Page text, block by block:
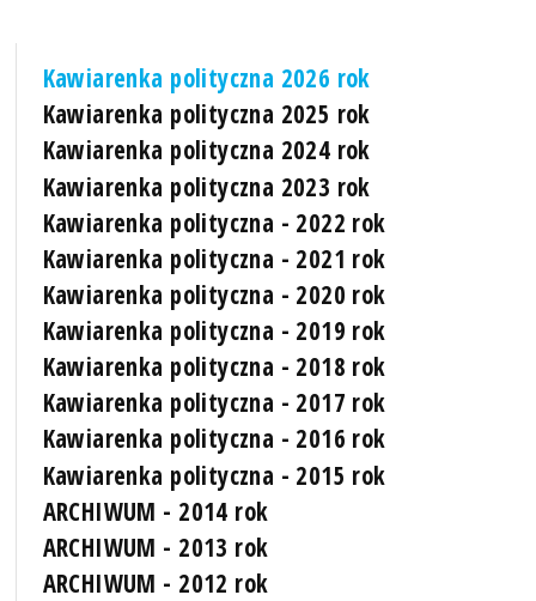
Kawiarenka polityczna 2026 rok
Kawiarenka polityczna 2025 rok
Kawiarenka polityczna 2024 rok
Kawiarenka polityczna 2023 rok
Kawiarenka polityczna - 2022 rok
Kawiarenka polityczna - 2021 rok
Kawiarenka polityczna - 2020 rok
Kawiarenka polityczna - 2019 rok
Kawiarenka polityczna - 2018 rok
Kawiarenka polityczna - 2017 rok
Kawiarenka polityczna - 2016 rok
Kawiarenka polityczna - 2015 rok
ARCHIWUM - 2014 rok
ARCHIWUM - 2013 rok
ARCHIWUM - 2012 rok